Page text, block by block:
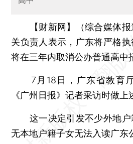
【财新网】（综合媒体报
关负责人表示，广东将严格执
将在三年内取消公办普通高中
7月18日，广东省教育厅
《广州日报》记者采访时做上
这一决定引发不少外地户
无本地户籍子女无法入读广东